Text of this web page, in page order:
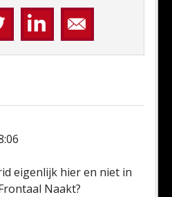
eigenlijk hier en niet in
Naakt?